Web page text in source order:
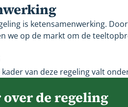
is ketensamenwerking.
we op de markt om de
van deze regeling valt
over de regeling